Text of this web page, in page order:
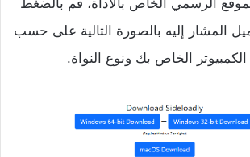
الرسمي الخاص بالأداة، قم بالضغط
المشار إليه بالصورة التالية على حسب
الخاص بك ونوع النواة.